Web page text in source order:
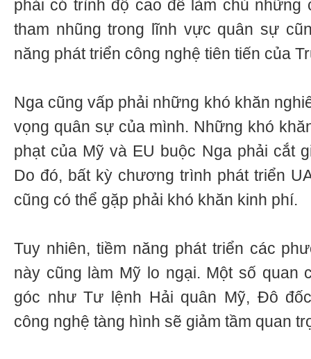
phải có trình độ cao để làm chủ những
tham nhũng trong lĩnh vực quân sự
năng phát triển công nghệ tiên tiến của
Nga cũng vấp phải những khó khăn
vọng quân sự của mình. Những khó
phạt của Mỹ và EU buộc Nga phải cắt
Do đó, bất kỳ chương trình phát triển
cũng có thể gặp phải khó khăn kinh phí.
Tuy nhiên, tiềm năng phát triển các
này cũng làm Mỹ lo ngại. Một số quan
góc như Tư lệnh Hải quân Mỹ, Đô
công nghệ tàng hình sẽ giảm tầm quan